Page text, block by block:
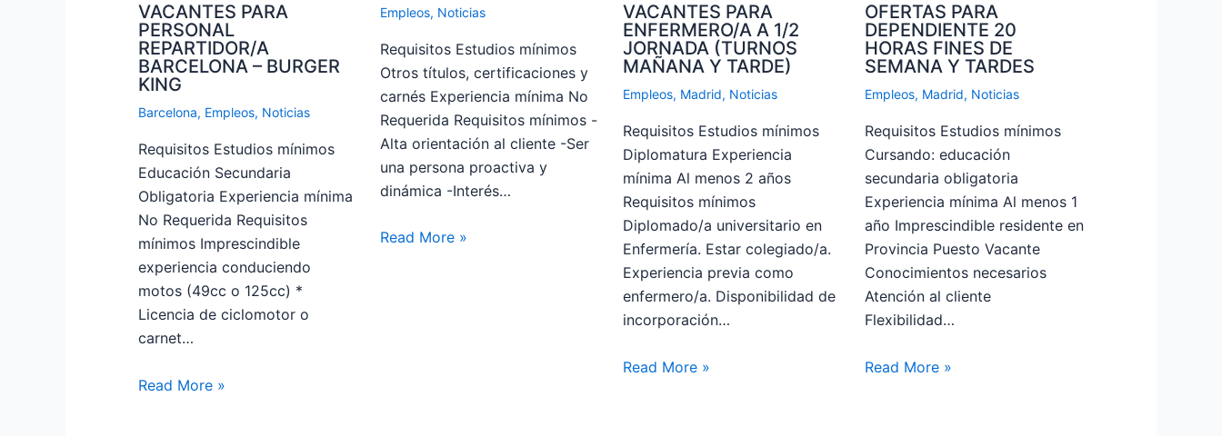
VACANTES PARA
PERSONAL
REPARTIDOR/A
BARCELONA – BURGER
KING
Barcelona, Empleos, Noticias
Requisitos Estudios mínimos
Educación Secundaria
Obligatoria Experiencia mínima
No Requerida Requisitos
mínimos Imprescindible
experiencia conduciendo
motos (49cc o 125cc) *
Licencia de ciclomotor o
carnet…
Read More »
Empleos, Noticias
Requisitos Estudios mínimos
Otros títulos, certificaciones y
carnés Experiencia mínima No
Requerida Requisitos mínimos -
Alta orientación al cliente -Ser
una persona proactiva y
dinámica -Interés…
Read More »
VACANTES PARA
ENFERMERO/A A 1/2
JORNADA (TURNOS
MAÑANA Y TARDE)
Empleos, Madrid, Noticias
Requisitos Estudios mínimos
Diplomatura Experiencia
mínima Al menos 2 años
Requisitos mínimos
Diplomado/a universitario en
Enfermería. Estar colegiado/a.
Experiencia previa como
enfermero/a. Disponibilidad de
incorporación…
Read More »
OFERTAS PARA
DEPENDIENTE 20
HORAS FINES DE
SEMANA Y TARDES
Empleos, Madrid, Noticias
Requisitos Estudios mínimos
Cursando: educación
secundaria obligatoria
Experiencia mínima Al menos 1
año Imprescindible residente en
Provincia Puesto Vacante
Conocimientos necesarios
Atención al cliente
Flexibilidad…
Read More »